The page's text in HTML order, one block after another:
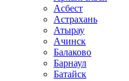
Асбест
Астрахань
Атырау
Ачинск
Балаково
Барнаул
Батайск